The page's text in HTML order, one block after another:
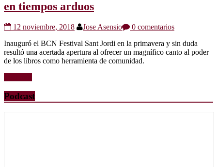
en tiempos arduos
12 noviembre, 2018 Jose Asensio
0 comentarios
Inauguró el BCN Festival Sant Jordi en la primavera y sin duda
resultó una acertada apertura al ofrecer un magnífico canto al poder
de los libros como herramienta de comunidad.
Podcast